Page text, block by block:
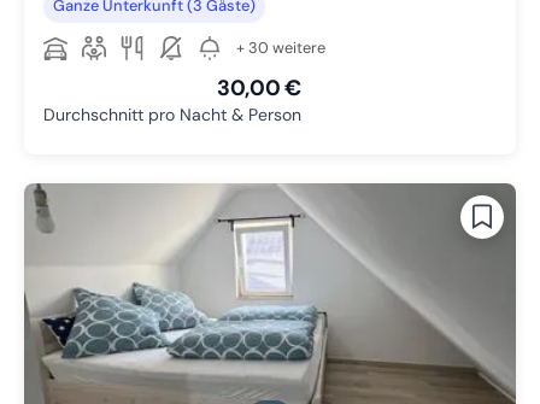
Ganze Unterkunft (3 Gäste)
+ 30 weitere
30,00 €
Durchschnitt pro Nacht & Person